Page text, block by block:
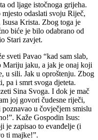
od ljage istočnoga grijeha.
odaslati svoju Riječ,
Krista. Zbog toga je
biće je bilo odabrano od
Stari zavjet.
sveti Pavao “kad sam slab,
Mariju jaku, a jak je onaj koji
u sili. Jak u oproštenju. Zbog
pa i smrt svoga djeteta.
Sina Svoga. I dok je mač
joj govori čudesne riječi,
u čovječjem smislu
Kaže Gospodin Isus:
je zapisao to evanđelje (i
ti majke!”.